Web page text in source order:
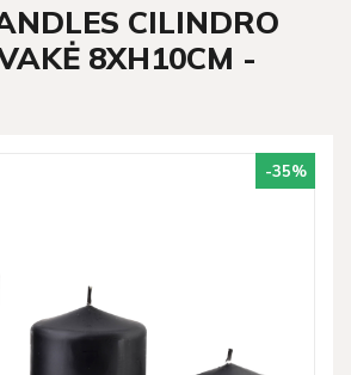
CILINDRO
8XH10CM -
-35%